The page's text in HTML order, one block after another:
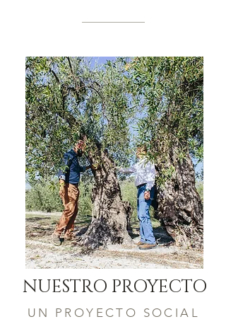
NUESTRO PROYECTO
UN PROYECTO SOCIAL